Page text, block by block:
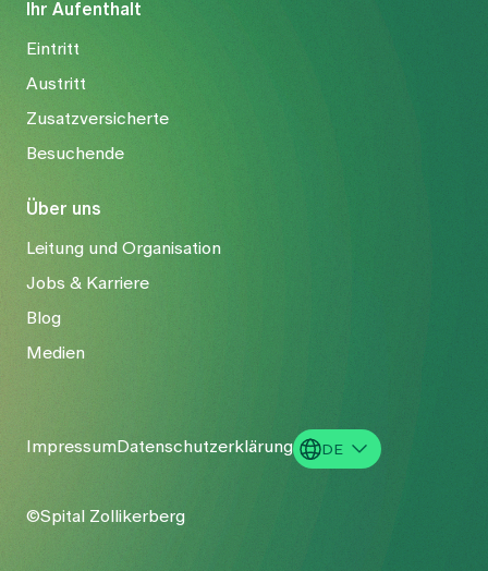
Ihr Aufenthalt
Eintritt
Austritt
Zusatzversicherte
Besuchende
Über uns
Leitung und Organisation
Jobs & Karriere
Blog
Medien
ImpressumDatenschutzerklärung
DE
©Spital Zollikerberg